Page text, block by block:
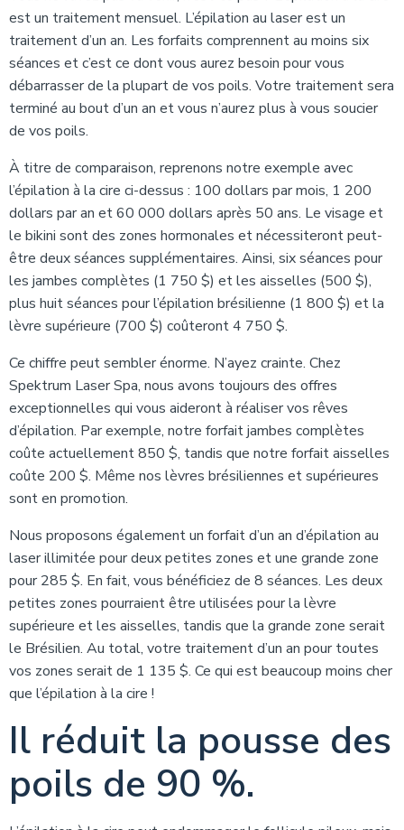
est un traitement mensuel. L’épilation au laser est un
traitement d’un an. Les forfaits comprennent au moins six
séances et c’est ce dont vous aurez besoin pour vous
débarrasser de la plupart de vos poils. Votre traitement sera
terminé au bout d’un an et vous n’aurez plus à vous soucier
de vos poils.
À titre de comparaison, reprenons notre exemple avec
l’épilation à la cire ci-dessus : 100 dollars par mois, 1 200
dollars par an et 60 000 dollars après 50 ans. Le visage et
le bikini sont des zones hormonales et nécessiteront peut-
être deux séances supplémentaires. Ainsi, six séances pour
les jambes complètes (1 750 $) et les aisselles (500 $),
plus huit séances pour l’épilation brésilienne (1 800 $) et la
lèvre supérieure (700 $) coûteront 4 750 $.
Ce chiffre peut sembler énorme. N’ayez crainte. Chez
Spektrum Laser Spa, nous avons toujours des offres
exceptionnelles qui vous aideront à réaliser vos rêves
d’épilation. Par exemple, notre forfait jambes complètes
coûte actuellement 850 $, tandis que notre forfait aisselles
coûte 200 $. Même nos lèvres brésiliennes et supérieures
sont en promotion.
Nous proposons également un forfait d’un an d’épilation au
laser illimitée pour deux petites zones et une grande zone
pour 285 $. En fait, vous bénéficiez de 8 séances. Les deux
petites zones pourraient être utilisées pour la lèvre
supérieure et les aisselles, tandis que la grande zone serait
le Brésilien. Au total, votre traitement d’un an pour toutes
vos zones serait de 1 135 $. Ce qui est beaucoup moins cher
que l’épilation à la cire !
Il réduit la pousse des
poils de 90 %.